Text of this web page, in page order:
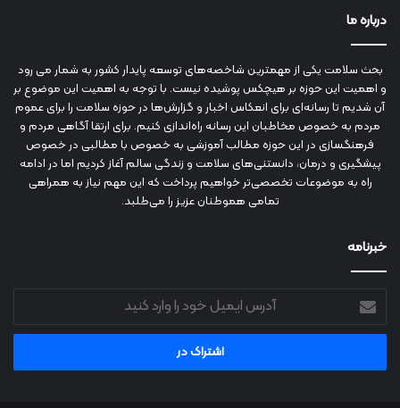
درباره ما
بحث سلامت یکی از مهمترین شاخصه‌های توسعه پایدار کشور به شمار می رود
و اهمیت این حوزه بر هیچکس پوشیده نیست. با توجه به اهمیت این موضوع بر
آن شدیم تا رسانه‌ای برای انعکاس اخبار و گزارش‌ها در حوزه سلامت را برای عموم
مردم به خصوص مخاطبان این رسانه راه‌اندازی کنیم. برای ارتقا آگاهی مردم و
فرهنگسازی در این حوزه مطالب آموزشی به خصوص با مطالبی در خصوص
پیشگیری و درمان، دانستنی‌های سلامت و زندگی سالم آغاز کردیم اما در ادامه
راه به موضوعات تخصصی‌تر خواهیم پرداخت که این مهم نیاز به همراهی
تمامی هموطنان عزیز را می‌طلبد.
خبرنامه
آدرس
ایمیل
خود
وارد